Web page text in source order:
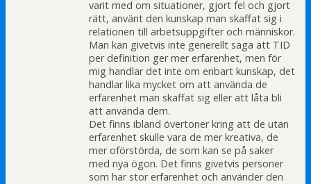
varit med om situationer, gjort fel och gjort
rätt, använt den kunskap man skaffat sig i
relationen till arbetsuppgifter och människor.
Man kan givetvis inte generellt säga att TID
per definition ger mer erfarenhet, men för
mig handlar det inte om enbart kunskap, det
handlar lika mycket om att använda de
erfarenhet man skaffat sig eller att låta bli
att använda dem.
Det finns ibland övertoner kring att de utan
erfarenhet skulle vara de mer kreativa, de
mer oförstörda, de som kan se på saker
med nya ögon. Det finns givetvis personer
som har stor erfarenhet och använder den